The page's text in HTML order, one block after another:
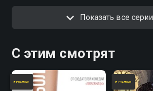
Показать все серии
С этим смотрят